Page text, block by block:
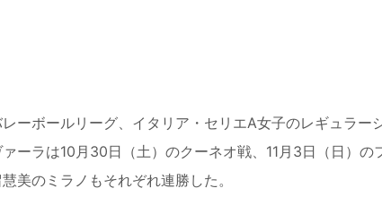
ーボールリーグ、イタリア・セリエA女子のレギュラー
ーラは10 月 30日（土）のクーネオ戦、 11 月 3日（日）の
美のミラノもそれぞれ連勝した。